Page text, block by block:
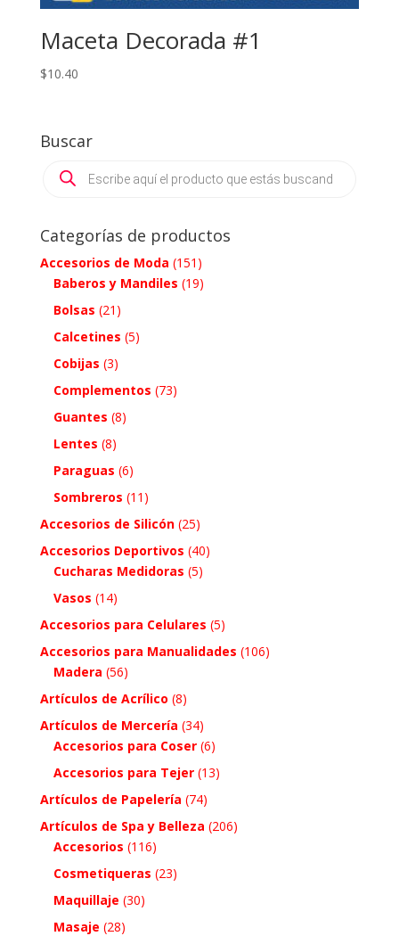
Maceta Decorada #1
$10.40
Buscar
Products
search
Categorías de productos
Accesorios de Moda (151)
Baberos y Mandiles (19)
Bolsas (21)
Calcetines (5)
Cobijas (3)
Complementos (73)
Guantes (8)
Lentes (8)
Paraguas (6)
Sombreros (11)
Accesorios de Silicón (25)
Accesorios Deportivos (40)
Cucharas Medidoras (5)
Vasos (14)
Accesorios para Celulares (5)
Accesorios para Manualidades (106)
Madera (56)
Artículos de Acrílico (8)
Artículos de Mercería (34)
Accesorios para Coser (6)
Accesorios para Tejer (13)
Artículos de Papelería (74)
Artículos de Spa y Belleza (206)
Accesorios (116)
Cosmetiqueras (23)
Maquillaje (30)
Masaje (28)